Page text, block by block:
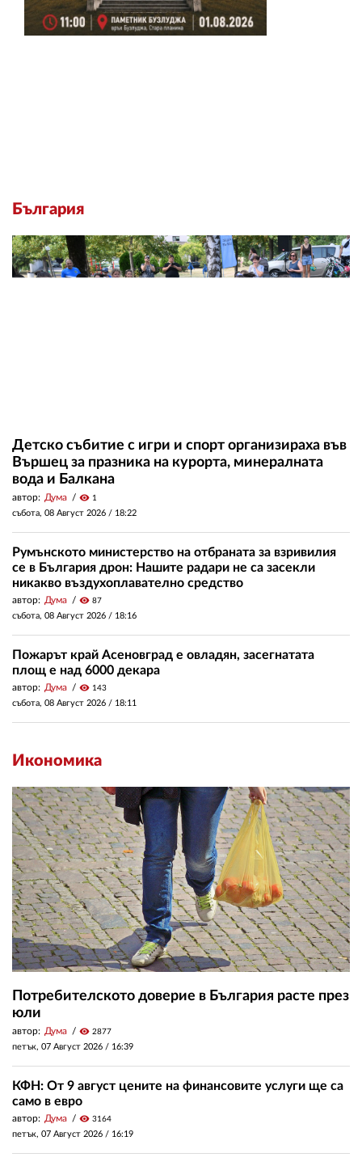
България
Детско събитие с игри и спорт организираха във
Вършец за празника на курорта, минералната
вода и Балкана
автор: Дума visibility 1
събота, 08 Август 2026 / 18:22
Румънското министерство на отбраната за взривилия
се в България дрон: Нашите радари не са засекли
никакво въздухоплавателно средство
автор: Дума visibility 87
събота, 08 Август 2026 / 18:16
Пожарът край Асеновград е овладян, засегнатата
площ е над 6000 декара
автор: Дума visibility 143
събота, 08 Август 2026 / 18:11
Икономика
Потребителското доверие в България расте през
юли
автор: Дума visibility 2877
петък, 07 Август 2026 / 16:39
КФН: От 9 август цените на финансовите услуги ще са
само в евро
автор: Дума visibility 3164
петък, 07 Август 2026 / 16:19